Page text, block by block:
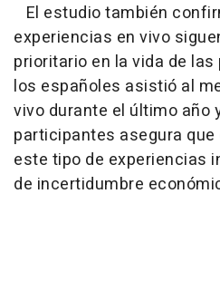
El estudio también
experiencias en vivo
prioritario en la vida de las
los españoles asistió al
vivo durante el último año
participantes asegura
este tipo de experiencias
de incertidumbre